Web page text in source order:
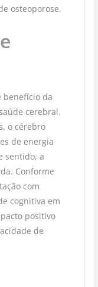
osteoporose.
benefício da
cerebral.
o cérebro
de energia
sentido, a
Conforme
com
cognitiva em
positivo
de